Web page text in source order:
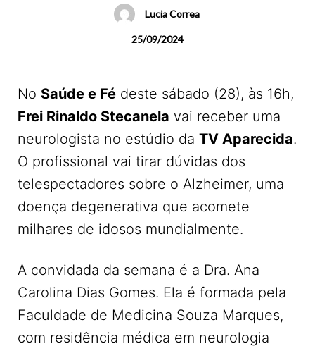
Lucia Correa
25/09/2024
No Saúde e Fé deste sábado (28), às 16h,
Frei Rinaldo Stecanela vai receber uma
neurologista no estúdio da TV Aparecida.
O profissional vai tirar dúvidas dos
telespectadores sobre o Alzheimer, uma
doença degenerativa que acomete
milhares de idosos mundialmente.
A convidada da semana é a Dra. Ana
Carolina Dias Gomes. Ela é formada pela
Faculdade de Medicina Souza Marques,
com residência médica em neurologia